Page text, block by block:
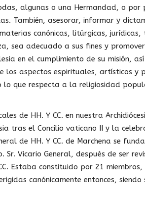
algunas o una Hermandad, o por
También, asesorar, informar y
canónicas, litúrgicas, jurídicas,
sea adecuado a sus fines y
en el cumplimiento de su misión,
los aspectos espirituales, artísticos y
lo que respecta a la religiosidad
de HH. Y CC. en nuestra
tras el Concilio vaticano II y la
de HH. Y CC. de Marchena se
Vicario General, después de ser
Estaba constituido por 21
canónicamente entonces,